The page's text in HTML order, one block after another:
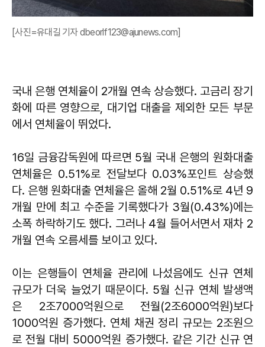
[사진=유대길 기자 dbeorlf123@ajunews.com]
국내 은행 연체율이 2개월 연속 상승했다. 고금리 장기
화에 따른 영향으로, 대기업 대출을 제외한 모든 부문
에서 연체율이 뛰었다.
16일 금융감독원에 따르면 5월 국내 은행의 원화대출
연체율은 0.51%로 전달보다 0.03%포인트 상승했
다. 은행 원화대출 연체율은 올해 2월 0.51%로 4년 9
개월 만에 최고 수준을 기록했다가 3월(0.43%)에는
소폭 하락하기도 했다. 그러나 4월 들어서면서 재차 2
개월 연속 오름세를 보이고 있다.
이는 은행들이 연체율 관리에 나섰음에도 신규 연체
규모가 더욱 늘었기 때문이다. 5월 신규 연체 발생액
은 2조7000억원으로 전월(2조6000억원)보다
1000억원 증가했다. 연체 채권 정리 규모는 2조원으
로 전월 대비 5000억원 증가했다. 같은 기간 신규 연